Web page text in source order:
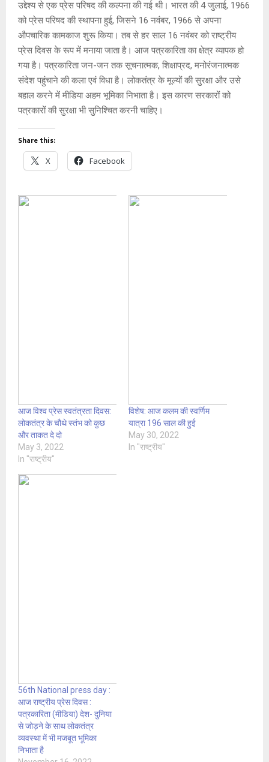
उद्देश्य से एक प्रेस परिषद की कल्पना की गई थी। भारत की 4 जुलाई, 1966
को प्रेस परिषद की स्थापना हुई, जिसने 16 नवंबर, 1966 से अपना
औपचारिक कामकाज शुरू किया। तब से हर साल 16 नवंबर को राष्ट्रीय
प्रेस दिवस के रूप में मनाया जाता है। आज पत्रकारिता का क्षेत्र व्यापक हो
गया है। पत्रकारिता जन-जन तक सूचनात्मक, शिक्षाप्रद, मनोरंजनात्मक
संदेश पहुंचाने की कला एवं विधा है। लोकतंत्र के मूल्यों की सुरक्षा और उसे
बहाल करने में मीडिया अहम भूमिका निभाता है। इस कारण सरकारों को
पत्रकारों की सुरक्षा भी सुनिश्चित करनी चाहिए।
Share this:
X Facebook
आज विश्व प्रेस स्वतंत्रता दिवस:
लोकतंत्र के चौथे स्तंभ को कुछ
और ताकत दे दो
May 3, 2022
In "राष्ट्रीय"
विशेष: आज कलम की स्वर्णिम
यात्रा 196 साल की हुई
May 30, 2022
In "राष्ट्रीय"
56th National press day :
आज राष्ट्रीय प्रेस दिवस :
पत्रकारिता (मीडिया) देश- दुनिया
से जोड़ने के साथ लोकतंत्र
व्यवस्था में भी मजबूत भूमिका
निभाता है